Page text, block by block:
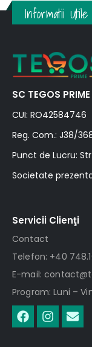
Informatii Utile
SC TEGOS PRIME
CUI: RO42584746
Reg. Com.: J38/
Punct de Lucru:
Societate prezenta
Servicii Clienţi
Contact
Telefon: +40
E-mail:
Program: Luni –